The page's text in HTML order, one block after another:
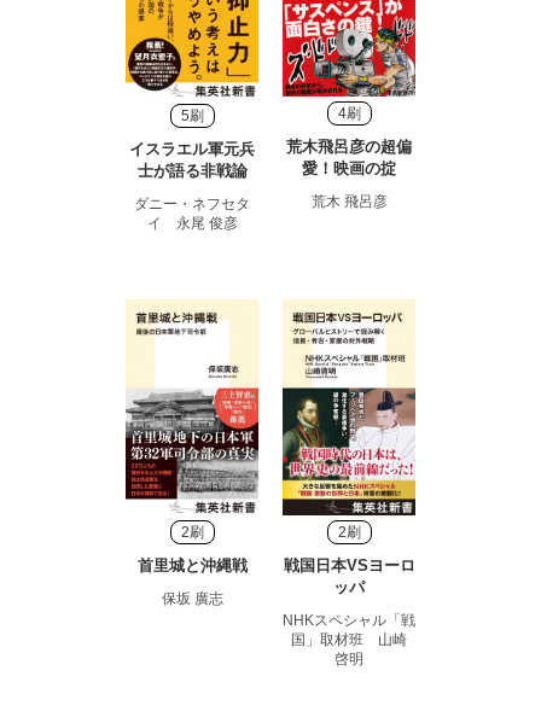
5刷
イスラエル軍元兵
士が語る非戦論
ダニー・ネフセタ
イ 永尾 俊彦
4刷
荒木飛呂彦の超偏
愛！映画の掟
荒木 飛呂彦
2刷
首里城と沖縄戦
保坂 廣志
2刷
戦国日本VSヨーロ
ッパ
NHKスペシャル「戦
国」取材班 山崎
啓明